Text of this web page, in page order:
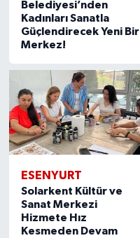
Belediyesi’nden
Kadınları Sanatla
Güçlendirecek Yeni Bir
Merkez!
ESENYURT
Solarkent Kültür ve
Sanat Merkezi
Hizmete Hız
Kesmeden Devam